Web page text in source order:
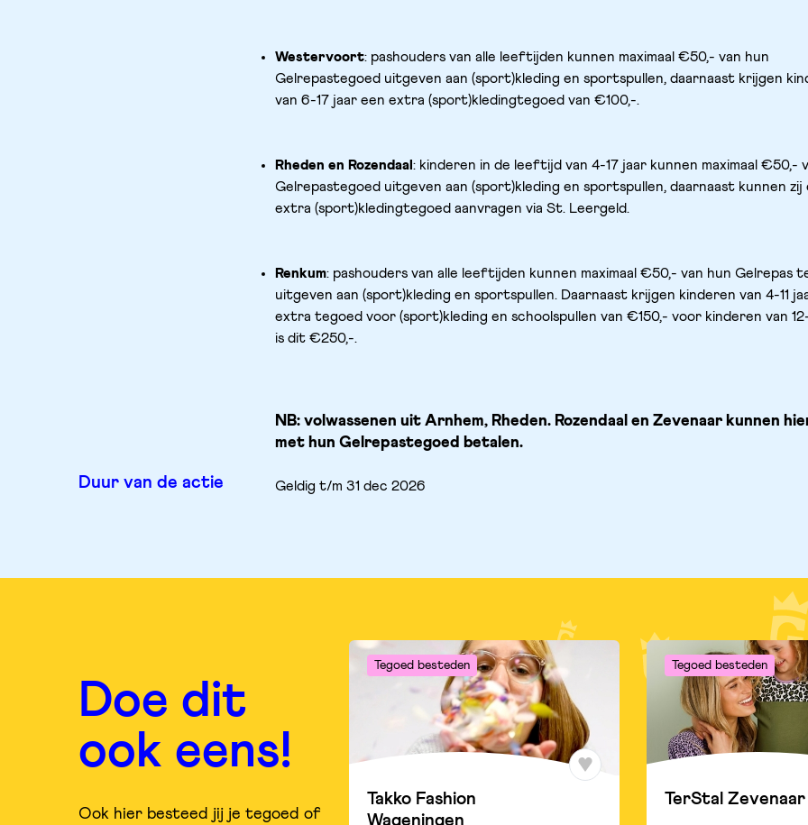
Westervoort: pashouders van alle leeftijden kunnen maximaal €50,- van hun
Gelrepastegoed uitgeven aan (sport)kleding en sportspullen, daarnaast krijgen
van 6-17 jaar een extra (sport)kledingtegoed van €100,-.
Rheden en Rozendaal : kinderen in de leeftijd van 4-17 jaar kunnen maximaal €50,-
Gelrepastegoed uitgeven aan (sport)kleding en sportspullen, daarnaast kunnen zij
extra (sport)kledingtegoed aanvragen via St. Leergeld.
Renkum: pashouders van alle leeftijden kunnen maximaal €50,- van hun Gelrepas
uitgeven aan (sport)kleding en sportspullen. Daarnaast krijgen kinderen van 4-11
extra tegoed voor (sport)kleding en schoolspullen van €150,- voor kinderen van
is dit €250,-.
NB: volwassenen uit Arnhem, Rheden. Rozendaal en Zevenaar kunnen
met hun Gelrepastegoed betalen.
Duur van de actie Geldig t/m 31 dec 2026
Doe dit
ook eens!
Ook hier besteed jij je tegoed of
Tegoed besteden
Takko Fashion
Wageningen
Tegoed besteden
TerStal Zevenaar